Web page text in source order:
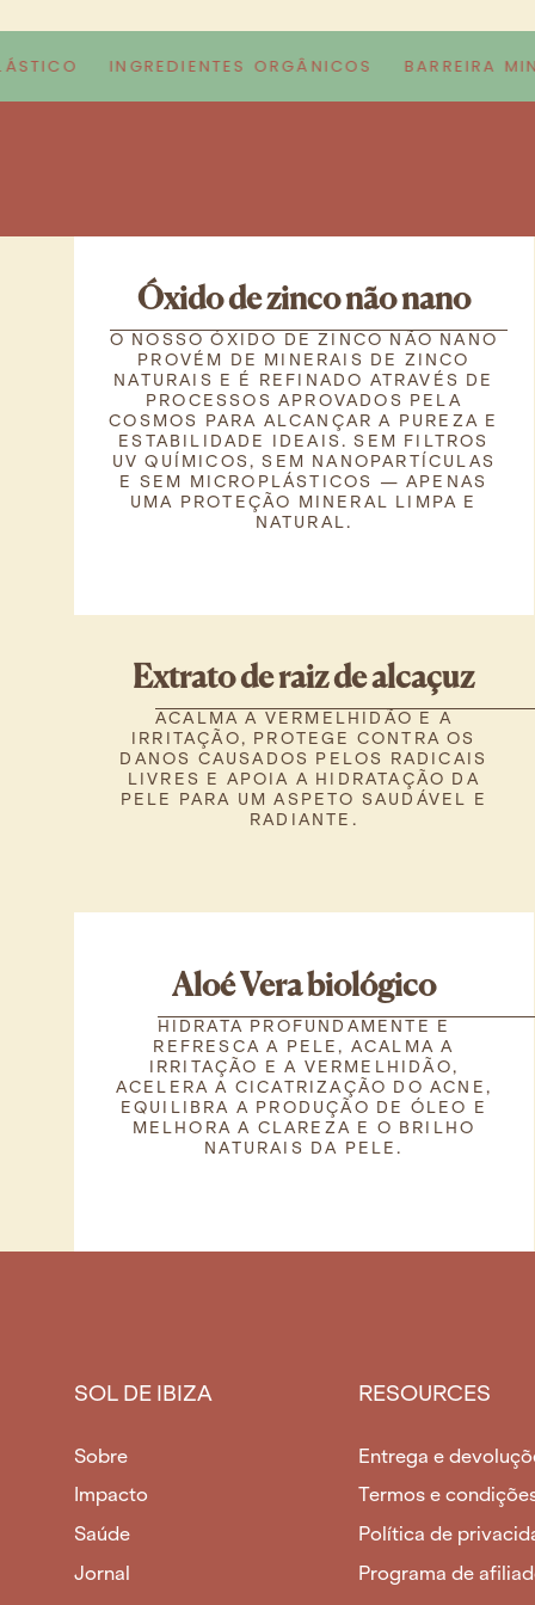
INGREDIENTES ORGÂNICOS BARREIRA
Óxido de zinco não nano
O NOSSO ÓXIDO DE ZINCO NÃO NANO
PROVÉM DE MINERAIS DE ZINCO
NATURAIS E É REFINADO ATRAVÉS DE
PROCESSOS APROVADOS PELA
COSMOS PARA ALCANÇAR A PUREZA E
ESTABILIDADE IDEAIS. SEM FILTROS
UV QUÍMICOS, SEM NANOPARTÍCULAS
E SEM MICROPLÁSTICOS — APENAS
UMA PROTEÇÃO MINERAL LIMPA E
NATURAL.
Extrato de raiz de alcaçuz
ACALMA A VERMELHIDÃO E A
IRRITAÇÃO, PROTEGE CONTRA OS
DANOS CAUSADOS PELOS RADICAIS
LIVRES E APOIA A HIDRATAÇÃO DA
PELE PARA UM ASPETO SAUDÁVEL E
RADIANTE.
Aloé Vera biológico
HIDRATA PROFUNDAMENTE E
REFRESCA A PELE, ACALMA A
IRRITAÇÃO E A VERMELHIDÃO,
ACELERA A CICATRIZAÇÃO DO ACNE,
EQUILIBRA A PRODUÇÃO DE ÓLEO E
MELHORA A CLAREZA E O BRILHO
NATURAIS DA PELE.
SOL DE IBIZA
Sobre
Impacto
Saúde
Jornal
RESOURCES
Entrega e
Termos e
Política de
Programa de